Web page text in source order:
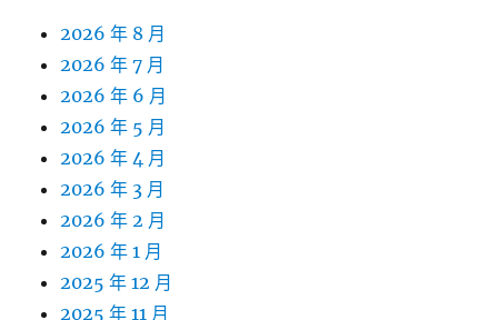
2026 年 8 月
2026 年 7 月
2026 年 6 月
2026 年 5 月
2026 年 4 月
2026 年 3 月
2026 年 2 月
2026 年 1 月
2025 年 12 月
2025 年 11 月